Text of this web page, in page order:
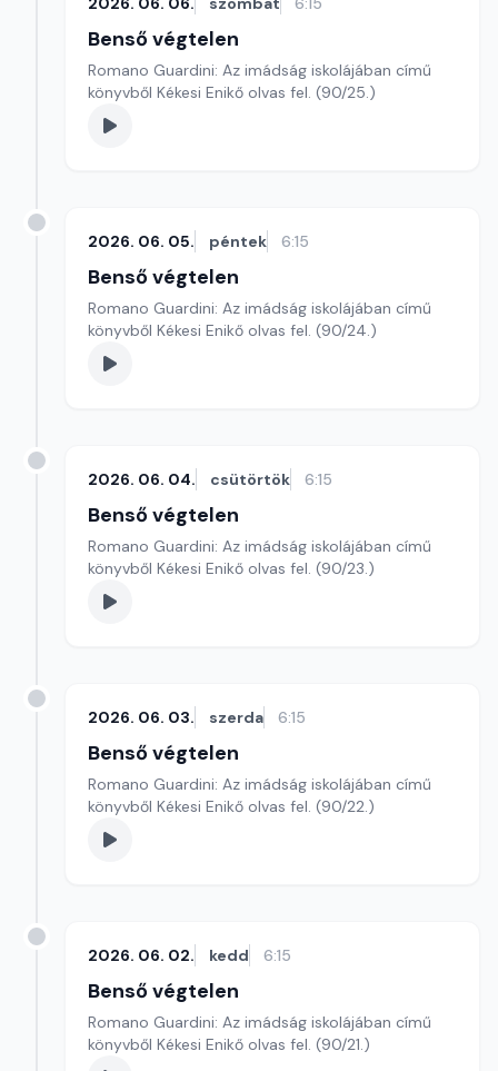
Benső végtelen
Romano Guardini: Az imádság iskolájában című
könyvből Kékesi Enikő olvas fel. (90/25.)
2026. 06. 05. péntek 6:15
Benső végtelen
Romano Guardini: Az imádság iskolájában című
könyvből Kékesi Enikő olvas fel. (90/24.)
2026. 06. 04. csütörtök 6:15
Benső végtelen
Romano Guardini: Az imádság iskolájában című
könyvből Kékesi Enikő olvas fel. (90/23.)
2026. 06. 03. szerda 6:15
Benső végtelen
Romano Guardini: Az imádság iskolájában című
könyvből Kékesi Enikő olvas fel. (90/22.)
2026. 06. 02. kedd 6:15
Benső végtelen
Romano Guardini: Az imádság iskolájában című
könyvből Kékesi Enikő olvas fel. (90/21.)